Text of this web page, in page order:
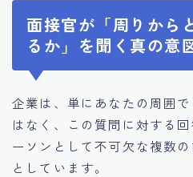
面接官が「周りから
るか」を聞く真の意
企業は、単にあなたの周囲
はなく、この質問に対する
ーソンとして不可欠な複数
としています。